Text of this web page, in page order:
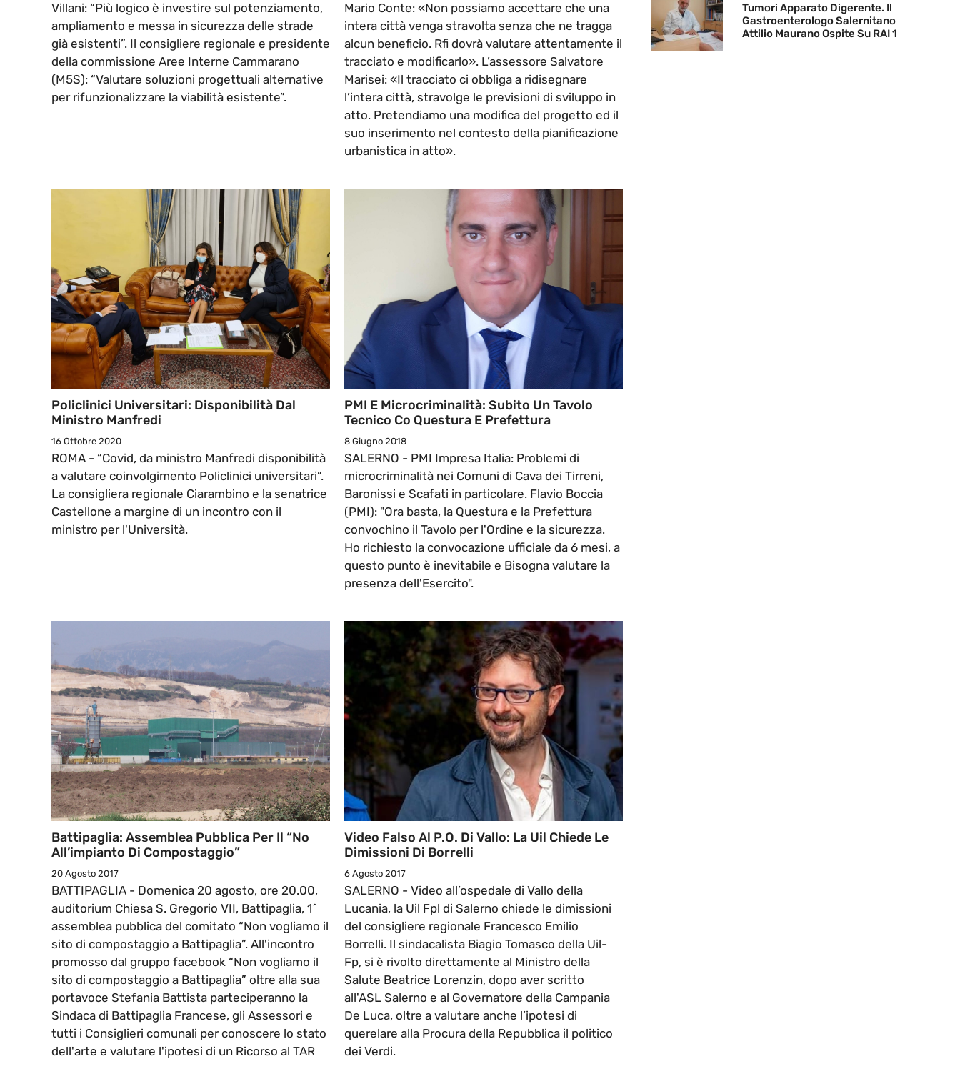
Villani: “Più logico è investire sul potenziamento,
ampliamento e messa in sicurezza delle strade
già esistenti”. Il consigliere regionale e presidente
della commissione Aree Interne Cammarano
(M5S): “Valutare soluzioni progettuali alternative
per rifunzionalizzare la viabilità esistente”.
Mario Conte: «Non possiamo accettare che una
intera città venga stravolta senza che ne tragga
alcun beneficio. Rfi dovrà valutare attentamente il
tracciato e modificarlo». L’assessore Salvatore
Marisei: «Il tracciato ci obbliga a ridisegnare
l’intera città, stravolge le previsioni di sviluppo in
atto. Pretendiamo una modifica del progetto ed il
suo inserimento nel contesto della pianificazione
urbanistica in atto».
Policlinici Universitari: Disponibilità Dal
Ministro Manfredi
16 Ottobre 2020
ROMA - “Covid, da ministro Manfredi disponibilità
a valutare coinvolgimento Policlinici universitari”.
La consigliera regionale Ciarambino e la senatrice
Castellone a margine di un incontro con il
ministro per l'Università.
PMI E Microcriminalità: Subito Un Tavolo
Tecnico Co Questura E Prefettura
8 Giugno 2018
SALERNO - PMI Impresa Italia: Problemi di
microcriminalità nei Comuni di Cava dei Tirreni,
Baronissi e Scafati in particolare. Flavio Boccia
(PMI): "Ora basta, la Questura e la Prefettura
convochino il Tavolo per l'Ordine e la sicurezza.
Ho richiesto la convocazione ufficiale da 6 mesi, a
questo punto è inevitabile e Bisogna valutare la
presenza dell'Esercito".
Battipaglia: Assemblea Pubblica Per Il “No
All’impianto Di Compostaggio”
20 Agosto 2017
BATTIPAGLIA - Domenica 20 agosto, ore 20.00,
auditorium Chiesa S. Gregorio VII, Battipaglia, 1^
assemblea pubblica del comitato “Non vogliamo il
sito di compostaggio a Battipaglia”. All'incontro
promosso dal gruppo facebook “Non vogliamo il
sito di compostaggio a Battipaglia” oltre alla sua
portavoce Stefania Battista parteciperanno la
Sindaca di Battipaglia Francese, gli Assessori e
tutti i Consiglieri comunali per conoscere lo stato
dell'arte e valutare l'ipotesi di un Ricorso al TAR
Video Falso Al P.O. Di Vallo: La Uil Chiede Le
Dimissioni Di Borrelli
6 Agosto 2017
SALERNO - Video all’ospedale di Vallo della
Lucania, la Uil Fpl di Salerno chiede le dimissioni
del consigliere regionale Francesco Emilio
Borrelli. Il sindacalista Biagio Tomasco della Uil-
Fp, si è rivolto direttamente al Ministro della
Salute Beatrice Lorenzin, dopo aver scritto
all'ASL Salerno e al Governatore della Campania
De Luca, oltre a valutare anche l’ipotesi di
querelare alla Procura della Repubblica il politico
dei Verdi.
Tumori Apparato Digerente. Il
Gastroenterologo Salernitano
Attilio Maurano Ospite Su RAI 1